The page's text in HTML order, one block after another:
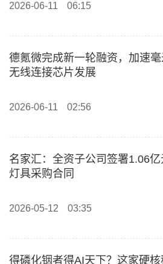
2026-06-11 06:15
德氪微完成新一轮融资，加速
无线连接芯片发展
2026-06-11 02:56
名家汇：全资子公司签署1.06亿
灯具采购合同
2026-05-12 03:35
得磷化铟者得AI天下？这家硬核